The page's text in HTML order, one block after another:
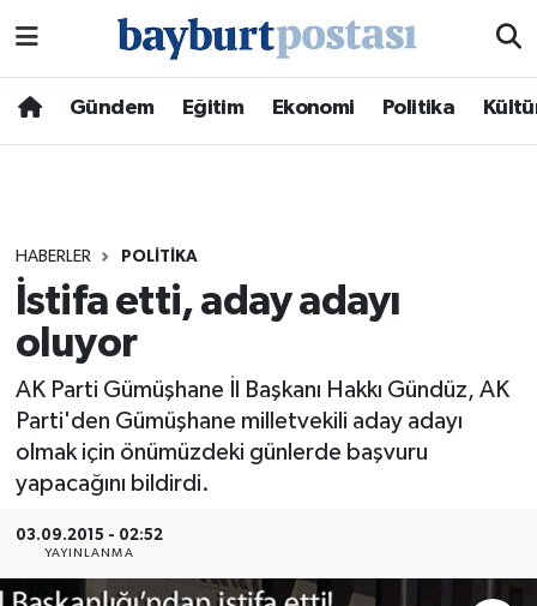
Gündem Eğitim Ekonomi Politika
HABERLER POLITIKA
İstifa etti, aday adayı
oluyor
AK Parti Gümüşhane İl Başkanı Hakkı Gündüz, AK
Parti'den Gümüşhane milletvekili aday adayı
olmak için önümüzdeki günlerde başvuru
yapacağını bildirdi.
03.09.2015 - 02:52
YAYINLANMA
Hava Durumu
Süper Lig Puan Durumu ve Fikstür
Tüm Manşetler
Son Dakika Haberleri